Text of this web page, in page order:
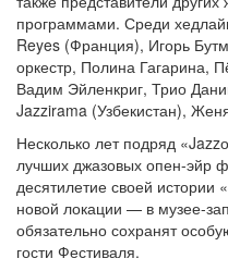
программами. Среди
Reyes (Франция), Игорь
оркестр, Полина Гагарина,
Вадим Эйленкриг, Трио
Jazzirama (Узбекистан),
Несколько лет подряд
лучших джазовых опен-эйр
десятилетие своей
новой локации — в музее-
обязательно сохранят
гости Фестиваля.